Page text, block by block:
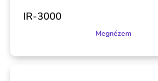
IR-3000
Megnézem